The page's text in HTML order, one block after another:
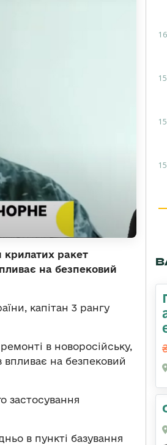
крилатих ракет
на безпековий
капітан 3 рангу
в новоросійську,
впливає на безпековий
застосування
в пункті базування